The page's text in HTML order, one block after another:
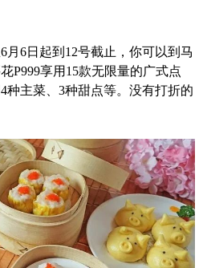
月6日起到12号截止，你可以到马
P999享用15款无限量的广式点
种主菜、3种甜点等。没有打折的